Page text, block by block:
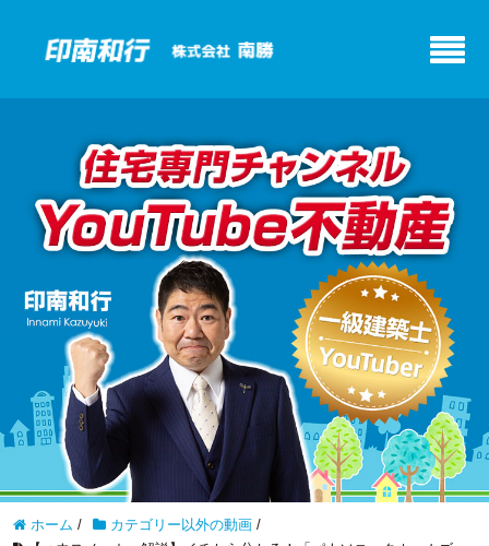
ホーム / カテゴリー以外の動画 /